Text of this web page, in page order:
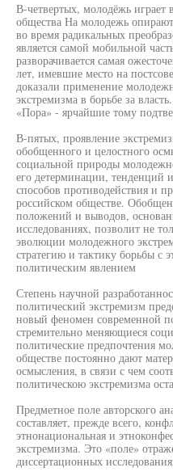
В-четвертых, молодёжь
общества На молодежь
во время радикальных
является самой мобильной
разворачивается самая
лет, имевшие место на
доказали применение
экстремизма в борьбе за
«Пора» - ярчайшие тому
В-пятых, проявление
обобщенного и целостного
социальной природы
его детерминации, тенденций
способов противодействия и
российском обществе.
положений и выводов,
исследованиях, позволит не
эволюции молодежного
стратегию и тактику борьбы с
политическим явлением
Степень научной
политический экстремизм
новый феномен современной
стремительно меняющиеся
политические предпочтения
обществе постоянно дают
осмысления, в связи с чем
политическою экстремизма
Предметное поле авторского
составляет, прежде всего,
этнонациональная и
экстремизма. Это «поле»
диссертационных